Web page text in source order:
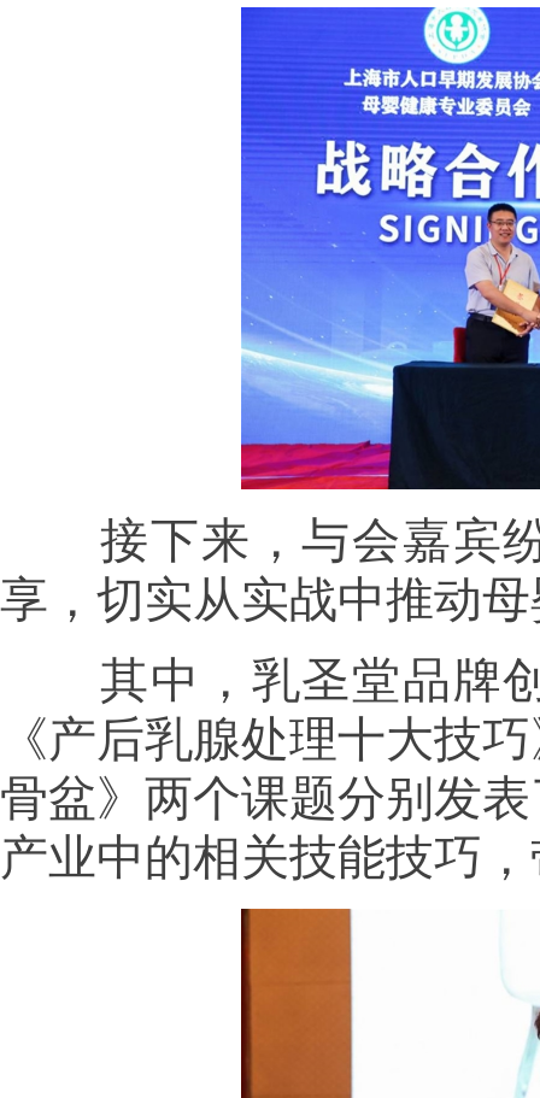
接下来，与会嘉宾纷
享，切实从实战中推动
其中，乳圣堂品牌创
《产后乳腺处理十大技
骨盆》两个课题分别发
产业中的相关技能技巧